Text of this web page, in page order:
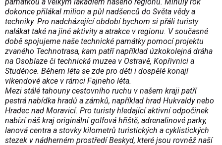
dokonce přilákal milion a půl nadšenců do Světa vědy a
techniky. Pro nadcházející období bychom si přáli turisty
nalákat také na jiné aktivity a atrakce v regionu. V současné
době spojujeme naše technické památky pomocí projektu
zvaného Technotrasa, kam patří například úzkokolejná dráha
na Osoblaze či technická muzea v Ostravě, Kopřivnici a
Studénce. Během léta se zde pro děti i dospělé konají
víkendové akce v rámci Fajneho léta.
Mezi stálé tahouny cestovního ruchu v našem kraji patří
pestrá nabídka hradů a zámků, například hrad Hukvaldy nebo
Hradec nad Moravicí. Pro turisty hledající aktivní odpočinek
nabízí náš kraj originální golfová hřiště, adrenalinové parky,
lanová centra a stovky kilometrů turistických a cyklistických
stezek v nádherném prostředí Beskyd, které jsou rovněž naší